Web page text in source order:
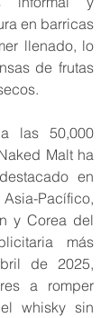
en barricas
llenado, lo
de frutas
las 50,000
Malt ha
en
Pacífico,
y Corea del
más
de 2025,
a romper
whisky sin